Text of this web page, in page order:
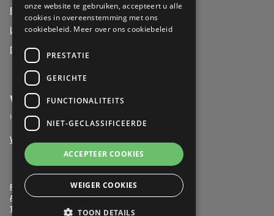
Elysia Park, Antwerpen
La Vigie, Koksijde
Duinenzee, De Panne
Vrijwilligers
Het verschil maken als vrijwilliger
Word vrijwilliger
Privacy- & Cookiebeleid
Algemene voorwaarden
Toegankelijkheidsverklaring
onze website te gebruiken, accepteert u alle
cookies in overeenstemming met ons
cookiebeleid. Meer over ons cookiebeleid
PRESTATIE
GERICHTE
FUNCTIONALITEITS
NIET-GECLASSIFICEERDE
ACCEPTEER COOKIES
WEIGER COOKIES
TOON DETAILS